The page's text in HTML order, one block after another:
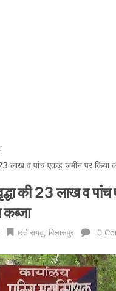
23 लाख व पांच एकड़ जमीन पर किया
की 23 लाख व
छत्तीसगढ़, बिलासपुर 0